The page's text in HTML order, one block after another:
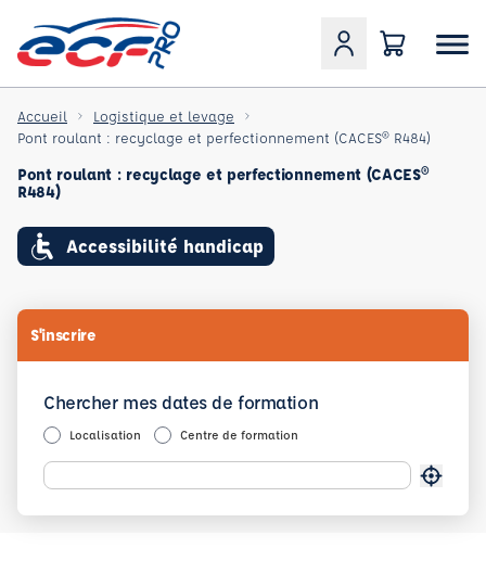
Accueil
Logistique et levage
Pont roulant : recyclage et perfectionnement (CACES® R484)
Pont roulant : recyclage et perfectionnement (CACES®
R484)
Accessibilité handicap
S'inscrire
Chercher mes dates de formation
Localisation Centre de formation